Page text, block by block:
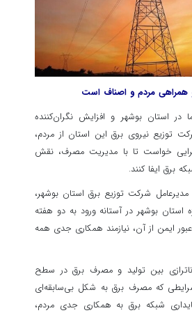
همراهی مردم و اصناف است
در استان بوشهر و افزایش نگران‌کننده
توزیع نیروی برق این استان از مردم،
خواست تا با مدیریت مصرف، نقش
برق ایفا کنند.
شرکت توزیع برق استان بوشهر،
بوشهر در آستانه ورود به دو هفته
ایمن از آن، نیازمند همکاری جدی همه
بین تولید و مصرف برق در سطح
که مصرف برق به شکل بی‌سابقه‌ای
شبکه برق به همکاری جدی مردم،